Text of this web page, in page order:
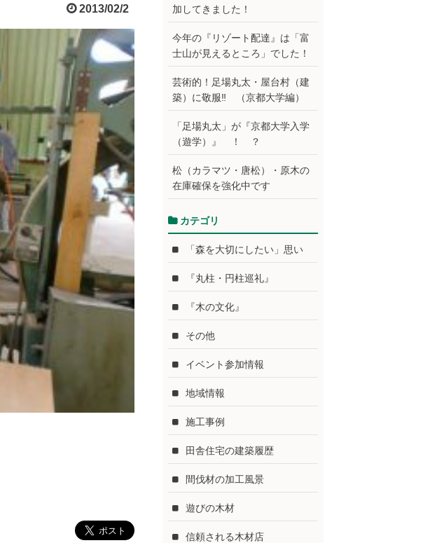
2013/02/2
加してきました！
今年の『リゾート配達』は「富
士山が見えるところ」でした！
芸術的！足場丸太・屋台村（建
築）に敬服‼ （京都大学編）
「足場丸太」が『京都大学入学
（遊学）』 ！ ？
松（カラマツ・唐松）・原木の
在庫確保を強化中です
カテゴリ
「森を大切にしたい」思い
『丸柱・円柱巡礼』
『木の文化』
その他
イベント参加情報
地域情報
施工事例
田舎住宅の建築履歴
間伐材の加工風景
遊びの木材
信頼される木材店